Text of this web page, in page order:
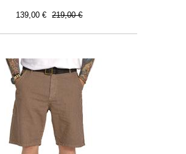
139,00 € 219,00 €